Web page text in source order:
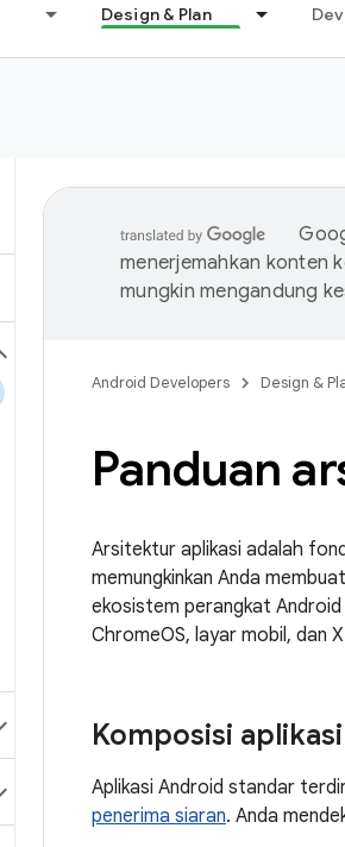
Design & Plan
menerjemahkan konten
mungkin mengandung
Android Developers Design &
Panduan
Arsitektur aplikasi adalah
memungkinkan Anda
ekosistem perangkat
ChromeOS, layar mobil, dan
Komposisi aplikasi
Aplikasi Android standar
penerima siaran. Anda